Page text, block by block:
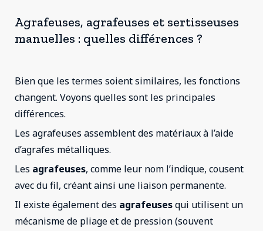
Agrafeuses, agrafeuses et sertisseuses
manuelles : quelles différences ?
Bien que les termes soient similaires, les fonctions
changent. Voyons quelles sont les principales
différences.
Les agrafeuses assemblent des matériaux à l’aide
d’agrafes métalliques.
Les agrafeuses, comme leur nom l’indique, cousent
avec du fil, créant ainsi une liaison permanente.
Il existe également des agrafeusesqui utilisent un
mécanisme de pliage et de pression (souvent